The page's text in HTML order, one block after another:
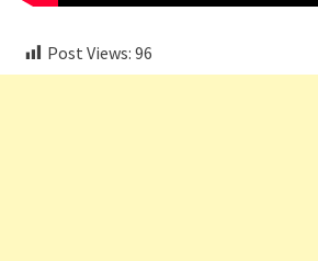
Post Views: 96